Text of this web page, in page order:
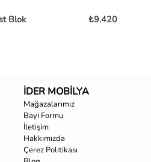
Blok ₺9.420
İDER MOBİLYA
Mağazalarımız
Bayi Formu
İletişim
Hakkımızda
Çerez Politikası